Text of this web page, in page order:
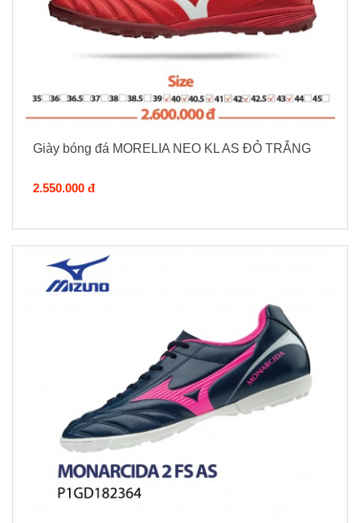
Giày bóng đá MORELIA NEO KL AS ĐỎ TRẮNG
2.550.000 đ